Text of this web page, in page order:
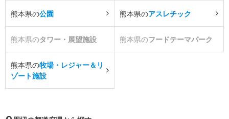
熊本県の公園 熊本県のアスレチック
熊本県のタワー・展望施設 熊本県のフードテーマパーク
熊本県の牧場・レジャー＆リ
ゾート施設